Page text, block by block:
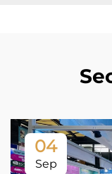
04
Sep